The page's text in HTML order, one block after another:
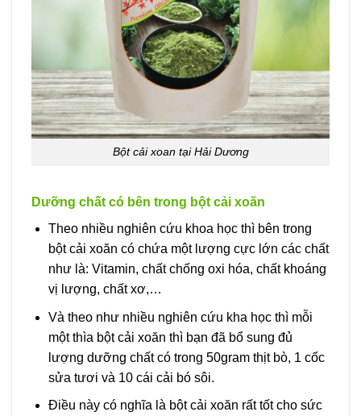
Bột cải xoan tại Hải Dương
Dưỡng chất có bên trong bột cải xoăn
Theo nhiều nghiên cứu khoa học thì bên trong
bột cải xoăn có chứa một lượng cực lớn các chất
như là: Vitamin, chất chống oxi hóa, chất khoáng
vị lượng, chất xơ,…
Và theo như nhiều nghiên cứu kha học thì mỗi
một thìa bột cải xoăn thì bạn đã bổ sung đủ
lượng dưỡng chất có trong 50gram thịt bò, 1 cốc
sửa tươi và 10 cái cải bó sôi.
Điều này có nghĩa là bột cải xoăn rất tốt cho sức